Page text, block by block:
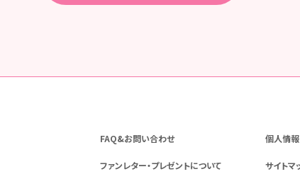
FAQ&お問い合わせ 個人情
ファンレター・プレゼントについて サイトマ